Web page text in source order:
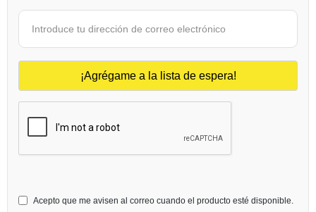
Acepto que me avisen al correo cuando el producto esté disponible.